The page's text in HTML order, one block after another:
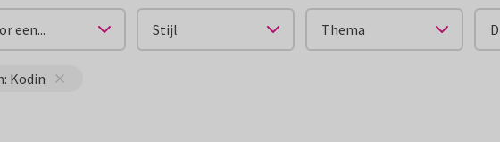
een... Stijl Thema
Kodin